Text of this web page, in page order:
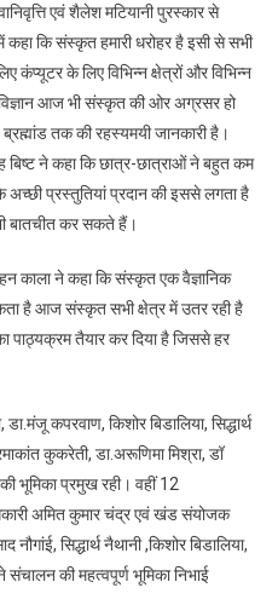
एवं शैलेश मटियानी पुरस्कार से
कि संस्कृत हमारी धरोहर है इसी से सभी
कंप्यूटर के लिए विभिन्न क्षेत्रों और विभिन्न
विज्ञान आज भी संस्कृत की ओर अग्रसर हो
तक की रहस्यमयी जानकारी है।
बिष्ट ने कहा कि छात्र-छात्राओं ने बहुत कम
प्रस्तुतियां प्रदान की इससे लगता है
बातचीत कर सकते हैं।
काला ने कहा कि संस्कृत एक वैज्ञानिक
है आज संस्कृत सभी क्षेत्र में उतर रही है
पाठ्यक्रम तैयार कर दिया है जिससे हर
कपरवाण, किशोर बिडालिया, सिद्धार्थ
कुकरेती, डा.अरूणिमा मिश्रा, डॉ
की भूमिका प्रमुख रही। वहीं 12
अमित कुमार चंद्र एवं खंड संयोजक
सिद्धार्थ नैथानी ,किशोर बिडालिया,
की महत्वपूर्ण भूमिका निभाई